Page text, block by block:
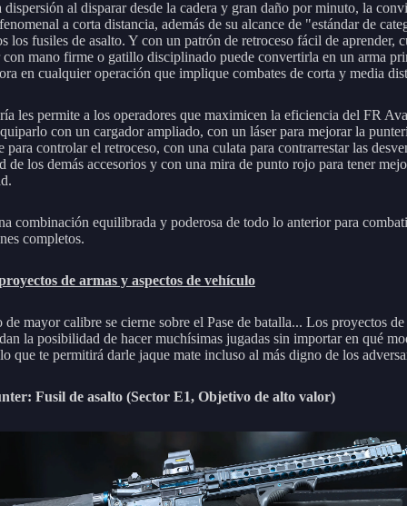
dispersión al disparar desde la cadera y gran daño por minuto, la
a corta distancia, además de su alcance de "estándar de
los fusiles de asalto. Y con un patrón de retroceso fácil de aprender,
con mano firme o gatillo disciplinado puede convertirla en un arma
en cualquier operación que implique combates de corta y media
les permite a los operadores que maximicen la eficiencia del FR
con un cargador ampliado, con un láser para mejorar la
para controlar el retroceso, con una culata para contrarrestar las
de los demás accesorios y con una mira de punto rojo para tener
combinación equilibrada y poderosa de todo lo anterior para
completos.
de armas y aspectos de vehículo
mayor calibre se cierne sobre el Pase de batalla... Los proyectos de
la posibilidad de hacer muchísimas jugadas sin importar en qué
que te permitirá darle jaque mate incluso al más digno de los
Fusil de asalto (Sector E1, Objetivo de alto valor)